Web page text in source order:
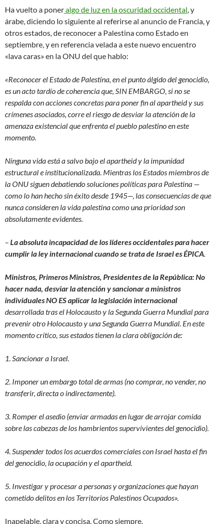
Ha vuelto a poneralgo de luz en la oscuridad occidental, y
árabe, diciendo lo siguiente al referirse al anuncio de Francia, y
otros estados, de reconocer a Palestina como Estado en
septiembre, y en referencia velada a este nuevo encuentro
«lava caras» en la ONU del que hablo:
«Reconocer el Estado de Palestina, en el punto álgido del genocidio,
es un acto tardío de coherencia que, SIN EMBARGO, si no se
respalda con acciones concretas para poner fin al apartheid y sus
crímenes asociados, corre el riesgo de desviar la atención de la
amenaza existencial que enfrenta el pueblo palestino en este
momento.
Ninguna vida está a salvo bajo el apartheid y la impunidad
estructural e institucionalizada. Mientras los Estados miembros de
la ONU siguen debatiendo soluciones políticas para Palestina —
como lo han hecho sin éxito desde 1945—, las consecuencias de que
nunca consideren la vida palestina como una prioridad son
absolutamente evidentes.
–La absoluta incapacidad de los líderes occidentales para hacer
cumplir la ley internacional cuando se trata de Israel es ÉPICA.
Ministros, Primeros Ministros, Presidentes de la República: No
hacer nada, desviar la atención y sancionar a ministros
individuales NO ES aplicar la legislación internacional
desarrollada tras el Holocausto y la Segunda Guerra Mundial para
prevenir otro Holocausto y una Segunda Guerra Mundial. En este
momento crítico, sus estados tienen la clara obligación de:
1. Sancionar a Israel.
2. Imponer un embargo total de armas (no comprar, no vender, no
transferir, directa o indirectamente).
3. Romper el asedio (enviar armadas en lugar de arrojar comida
sobre las cabezas de los hambrientos supervivientes del genocidio).
4. Suspender todos los acuerdos comerciales con Israel hasta el fin
del genocidio, la ocupación y el apartheid.
5. Investigar y procesar a personas y organizaciones que hayan
cometido delitos en los Territorios Palestinos Ocupados».
Inapelable, clara y concisa. Como siempre.